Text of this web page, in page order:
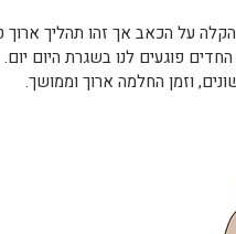
על הכאב אך זהו תהליך
פוגעים לנו בשגרת היום
וזמן החלמה ארוך וממושך.